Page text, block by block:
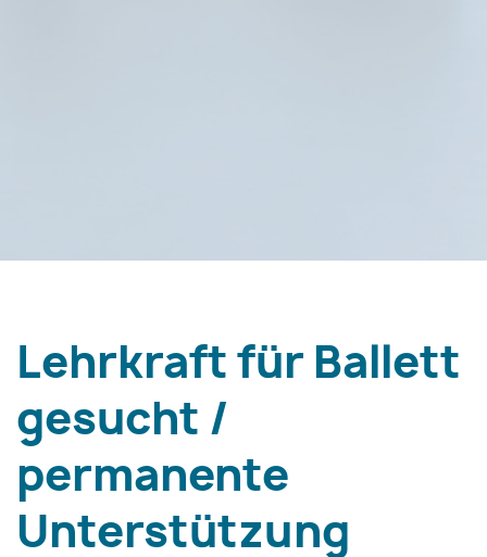
Lehrkraft für Ballett
gesucht /
permanente
Unterstützung